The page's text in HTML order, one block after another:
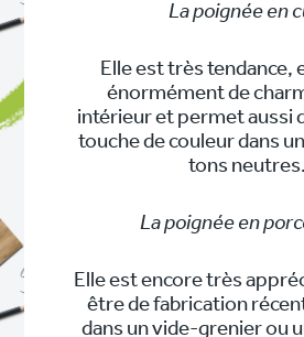
La poignée en
Elle est très tendance,
énormément de
intérieur et permet aussi
touche de couleur dans
tons neutres.
La poignée en
Elle est encore très
être de fabrication
dans un vide-grenier ou